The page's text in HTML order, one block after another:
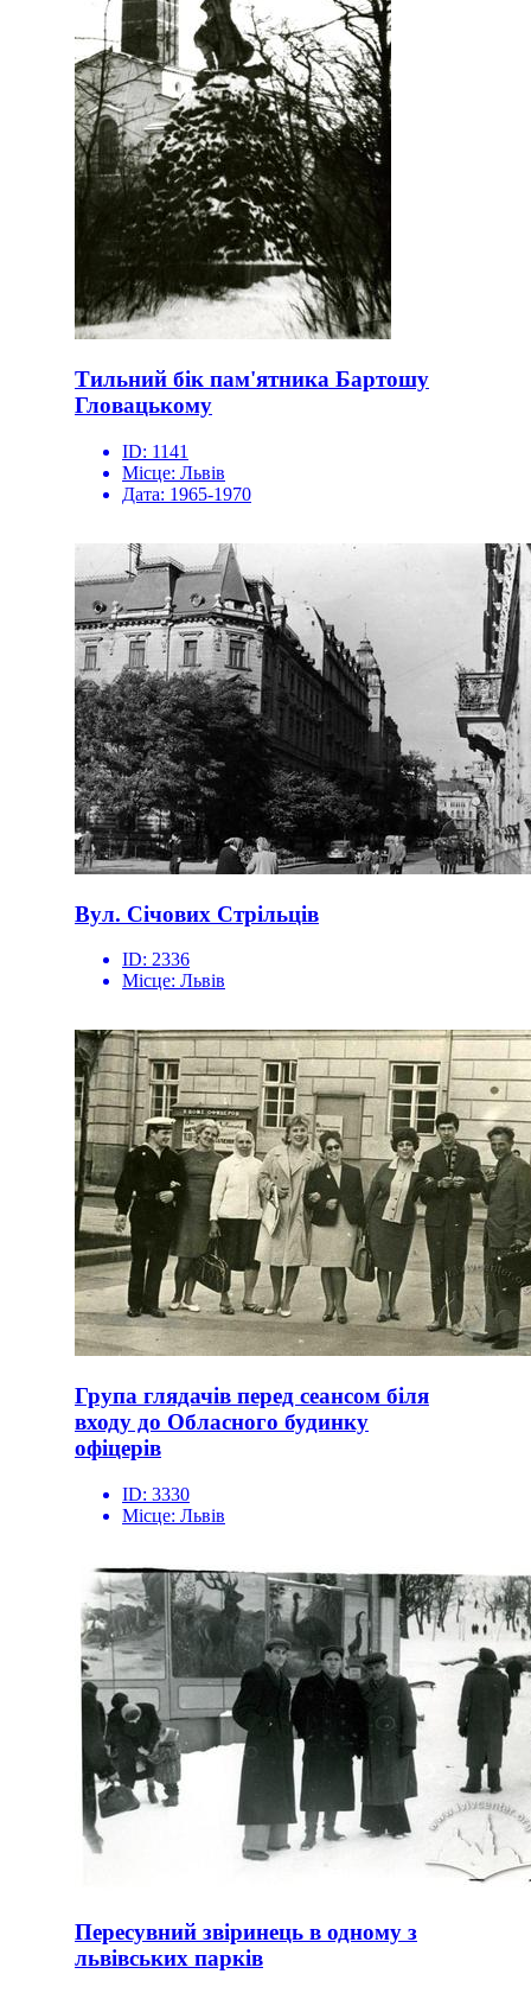
Тильний бік пам'ятника Бартошу
Гловацькому
ID: 1141
Місце: Львів
Дата: 1965-1970
Вул. Січових Стрільців
ID: 2336
Місце: Львів
Група глядачів перед сеансом біля
входу до Обласного будинку
офіцерів
ID: 3330
Місце: Львів
Пересувний звіринець в одному з
львівських парків